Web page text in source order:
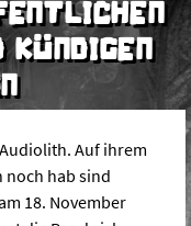
KÜNDIGEN
Auf ihrem
noch hab sind
18. November